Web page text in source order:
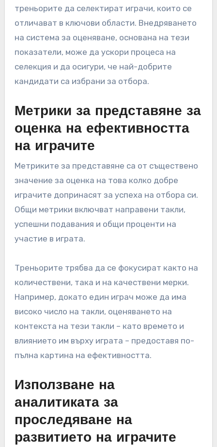
треньорите да селектират играчи, които се
отличават в ключови области. Внедряването
на система за оценяване, основана на тези
показатели, може да ускори процеса на
селекция и да осигури, че най-добрите
кандидати са избрани за отбора.
Метрики за представяне за
оценка на ефективността
на играчите
Метриките за представяне са от съществено
значение за оценка на това колко добре
играчите допринасят за успеха на отбора си.
Общи метрики включват направени такли,
успешни подавания и общи проценти на
участие в играта.
Треньорите трябва да се фокусират както на
количествени, така и на качествени мерки.
Например, докато един играч може да има
високо число на такли, оценяването на
контекста на тези такли – като времето и
влиянието им върху играта – предоставя по-
пълна картина на ефективността.
Използване на
аналитиката за
проследяване на
развитието на играчите